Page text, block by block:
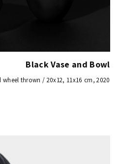
Black Vase and Bowl
wheel thrown / 20x12, 11x16 cm, 2020